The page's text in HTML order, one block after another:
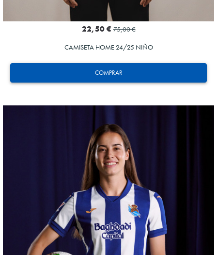
COMPRAR
22,50 € 75,00 €
CAMISETA HOME 24/25 NIÑO
ZAKHARYAN
21